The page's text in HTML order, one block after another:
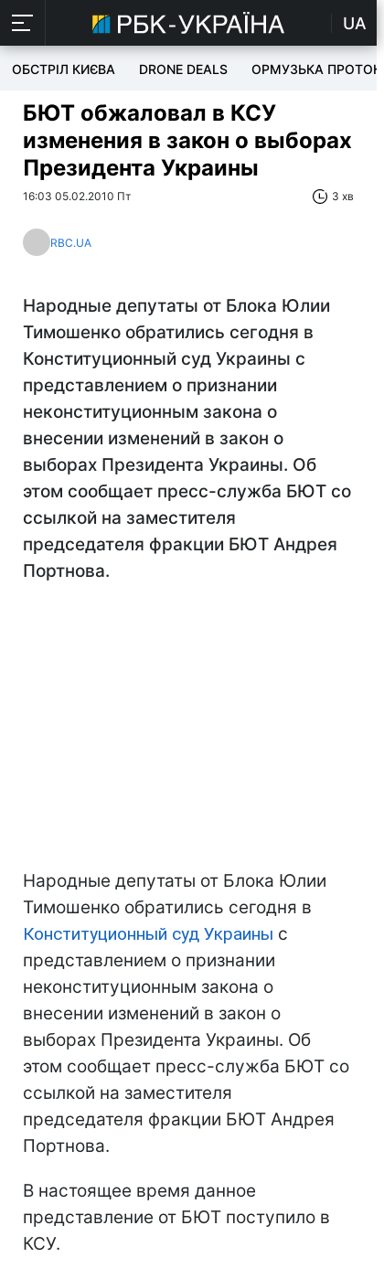
UA
ОБСТРІЛ КИЄВА DRONE DEALS ОРМУЗЬКА ПРОТОКА
БЮТ обжаловал в КСУ
изменения в закон о выборах
Президента Украины
16:03 05.02.2010 Пт 3 хв
RBC.UA
Народные депутаты от Блока Юлии
Тимошенко обратились сегодня в
Конституционный суд Украины с
представлением о признании
неконституционным закона о
внесении изменений в закон о
выборах Президента Украины. Об
этом сообщает пресс-служба БЮТ со
ссылкой на заместителя
председателя фракции БЮТ Андрея
Портнова.
Народные депутаты от Блока Юлии
Тимошенко обратились сегодня в
Конституционный суд Украины с
представлением о признании
неконституционным закона о
внесении изменений в закон о
выборах Президента Украины. Об
этом сообщает пресс-служба БЮТ со
ссылкой на заместителя
председателя фракции БЮТ Андрея
Портнова.
В настоящее время данное
представление от БЮТ поступило в
КСУ.